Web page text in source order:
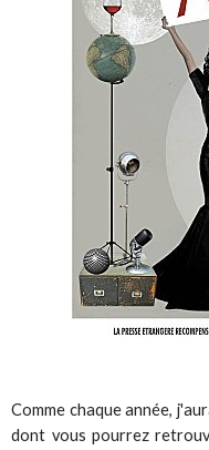
Comme chaque année,
dont vous pourrez